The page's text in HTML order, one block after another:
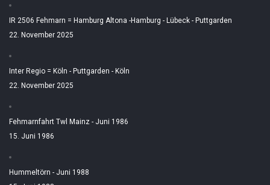
IR 2506 Fehmarn = Hamburg Altona -Hamburg - Lübeck - Puttgarden
22. November 2025
Inter Regio = Köln - Puttgarden - Köln
22. November 2025
Fehmarnfahrt Twl Mainz - Juni 1986
15. Juni 1986
Hummeltörn - Juni 1988